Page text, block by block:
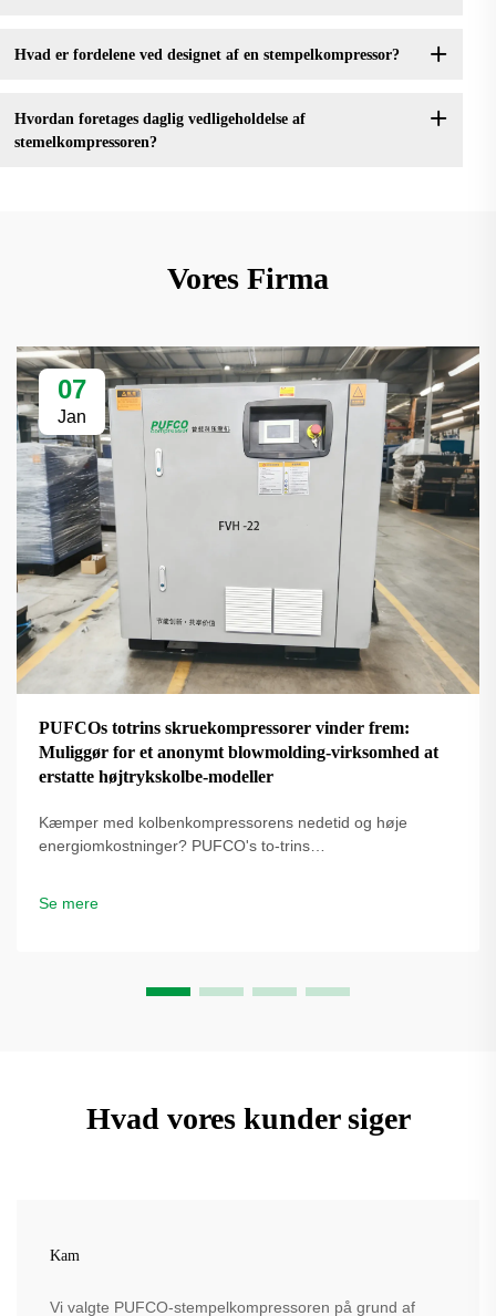
Hvad er fordelene ved designet af en stempelkompressor?
Hvordan foretages daglig vedligeholdelse af
stemelkompressoren?
Vores Firma
07
Jan
PUFCOs totrins skruekompressorer vinder frem:
Muliggør for et anonymt blowmolding-virksomhed at
erstatte højtrykskolbe-modeller
Kæmper med kolbenkompressorens nedetid og høje
energiomkostninger? PUFCO's to-trins
omkostninger – anmod om en løsningsgennemgang.
Se mere
Hvad vores kunder siger
Kam
Vi valgte PUFCO-stempelkompressoren på grund af